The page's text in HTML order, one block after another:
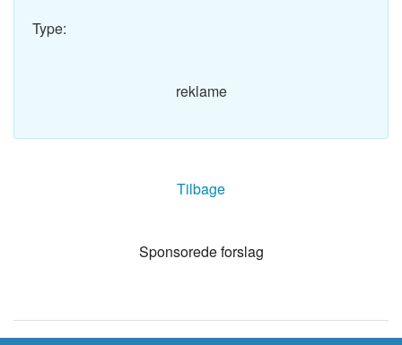
Type:
reklame
Tilbage
Sponsorede forslag